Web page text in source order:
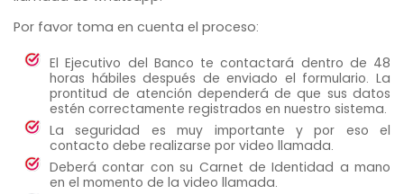
Por favor toma en cuenta el proceso:
El Ejecutivo del Banco te contactará dentro de 48
horas hábiles después de enviado el formulario. La
prontitud de atención dependerá de que sus datos
estén correctamente registrados en nuestro sistema.
La seguridad es muy importante y por eso el
contacto debe realizarse por video llamada.
Deberá contar con su Carnet de Identidad a mano
en el momento de la video llamada.